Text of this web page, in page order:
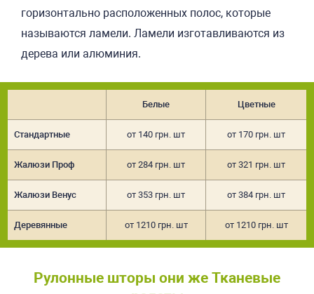
горизонтально расположенных полос, которые
называются ламели. Ламели изготавливаются из
дерева или алюминия.
Белые Цветные
Стандартные от 140 грн. шт от 170 грн. шт
Жалюзи Проф от 284 грн. шт от 321 грн. шт
Жалюзи Венус от 353 грн. шт от 384 грн. шт
Деревянные от 1210 грн. шт от 1210 грн. шт
Рулонные шторы они же Тканевые